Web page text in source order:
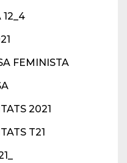
12_4
FEMINISTA
2021
T21